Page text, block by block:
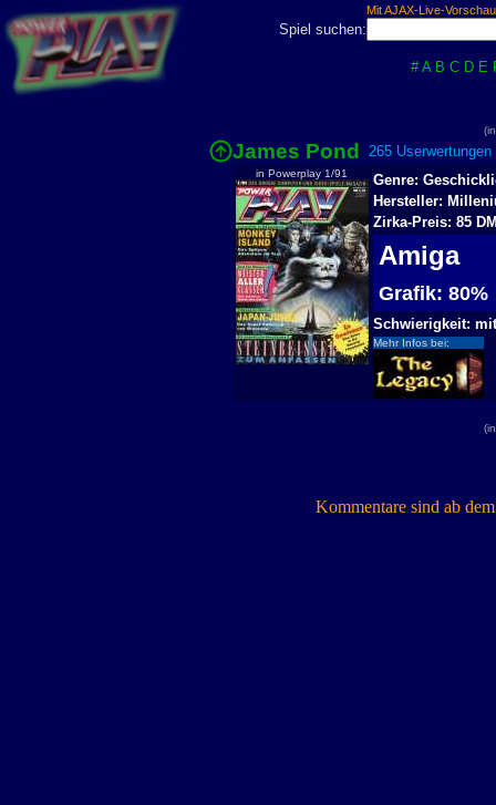
Mit AJAX-Live-
Spiel suchen:
# A B C D E
James Pond 265 Userwertungen
in Powerplay 1/91
Genre:
Hersteller:
Zirka-Preis: 85
Amiga
Grafik:
Schwierigkeit:
Mehr Infos bei:
Kommentare sind ab